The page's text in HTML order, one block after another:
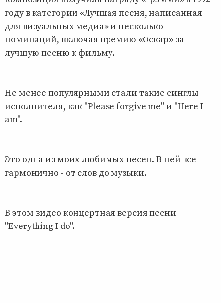
году в категории «Лучшая песня, написанная
для визуальных медиа» и несколько
номинаций, включая премию «Оскар» за
лучшую песню к фильму.
Не менее популярными стали такие синглы
исполнителя, как "Please forgive me" и "Here I
am".
Это одна из моих любимых песен. В ней все
гармонично - от слов до музыки.
В этом видео концертная версия песни
"Everything I do".